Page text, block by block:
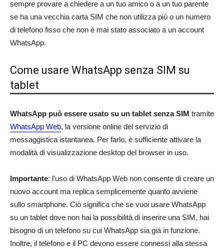
sempre provare a chiedere a un tuo amico o a un tuo parente
se ha una vecchia carta SIM che non utilizza più o un numero
di telefono fisso che non è mai stato associato a un account
WhatsApp.
Come usare WhatsApp senza SIM su
tablet
WhatsApp può essere usato su un tablet senza SIM tramite
WhatsApp Web, la versione online del servizio di
messaggistica istantanea. Per farlo, è sufficiente attivare la
modalità di visualizzazione desktop del browser in uso.
Importante: l’uso di WhatsApp Web non consente di creare un
nuovo account ma replica semplicemente quanto avviene
sullo smartphone. Ciò significa che se vuoi usare WhatsApp
su un tablet dove non hai la possibilità di inserire una SIM, hai
bisogno di un telefono su cui WhatsApp sia già in funzione.
Inoltre, il telefono e il PC devono essere connessi alla stessa